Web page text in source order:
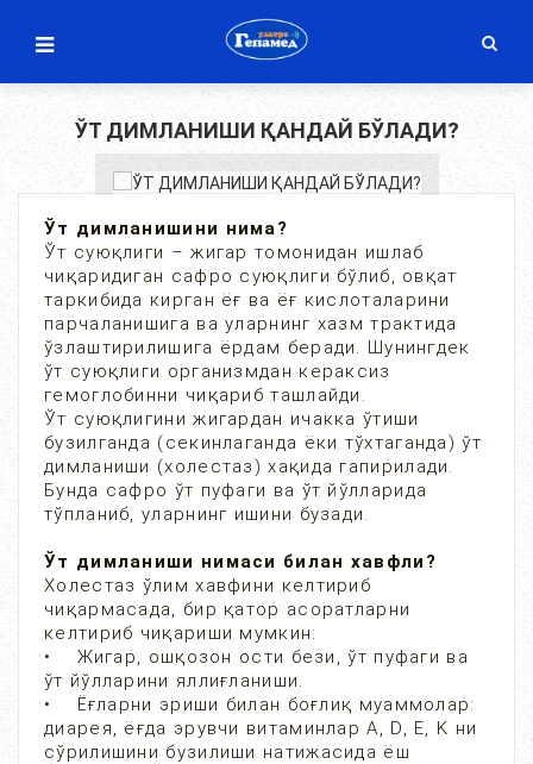
ЎТ ДИМЛАНИШИ ҚАНДАЙ БЎЛАДИ?
Ўт димланишини нима?
Ўт суюқлиги – жигар томонидан ишлаб
чиқаридиган сафро суюқлиги бўлиб, овқат
таркибида кирган ёғ ва ёғ кислоталарини
парчаланишига ва уларнинг хазм трактида
ўзлаштирилишига ёрдам беради. Шунингдек
ўт суюқлиги организмдан кераксиз
гемоглобинни чиқариб ташлайди.
Ўт суюқлигини жигардан ичакка ўтиши
бузилганда (секинлаганда ёки тўхтаганда) ўт
димланиши (холестаз) хақида гапирилади.
Бунда сафро ўт пуфаги ва ўт йўлларида
тўпланиб, уларнинг ишини бузади.
Ўт димланиши нимаси билан хавфли?
Холестаз ўлим хавфини келтириб
чиқармасада, бир қатор асоратларни
келтириб чиқариши мумкин:
• Жигар, ошқозон ости бези, ўт пуфаги ва
ўт йўлларини яллиғланиши.
• Ёғларни эриши билан боғлиқ муаммолар:
диарея, ёғда эрувчи витаминлар А, D, Е, K ни
сўрилишини бузилиши натижасида ёш